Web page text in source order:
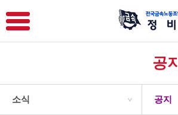
공지
소식 > 공지